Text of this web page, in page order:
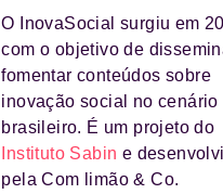
O InovaSocial surgiu em
com o objetivo de
fomentar conteúdos sobre
inovação social no cenário
brasileiro. É um projeto do
Instituto Sabin e
pela Com limão & Co.